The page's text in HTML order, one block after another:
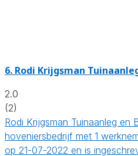
6. Rodi Krijgsman
2.0
(2)
Rodi Krijgsman Tuinaanleg en
hoveniersbedrijf met 1
op 21-07-2022 en is